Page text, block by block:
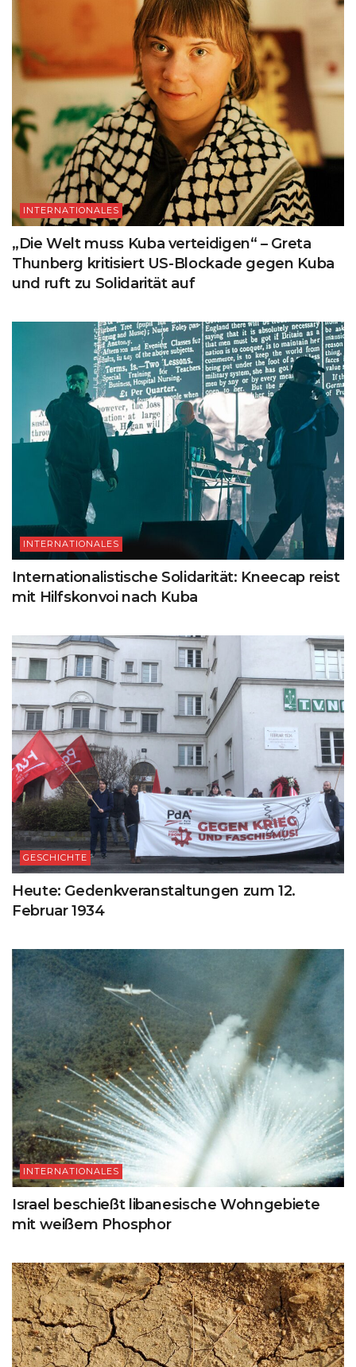
INTERNATIONALES
„Die Welt muss Kuba verteidigen“ – Greta
Thunberg kritisiert US-Blockade gegen Kuba
und ruft zu Solidarität auf
INTERNATIONALES
Internationalistische Solidarität: Kneecap reist
mit Hilfskonvoi nach Kuba
GESCHICHTE
Heute: Gedenkveranstaltungen zum 12.
Februar 1934
INTERNATIONALES
Israel beschießt libanesische Wohngebiete
mit weißem Phosphor